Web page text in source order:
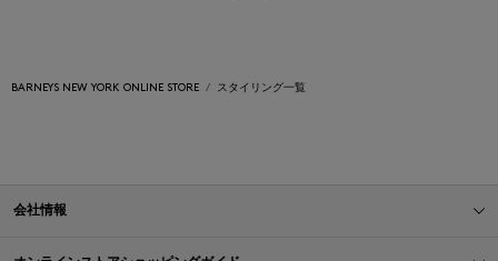
BARNEYS NEW YORK ONLINE STORE スタイリング一覧
会社情報